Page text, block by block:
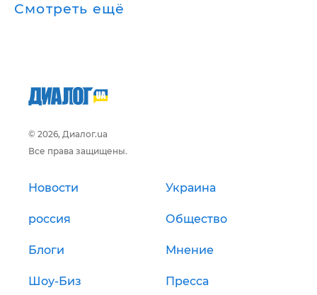
Смотреть ещё
© 2026, Диалог.ua
Все права защищены.
Новости Украина
россия Общество
Блоги Мнение
Шоу-Биз Пресса